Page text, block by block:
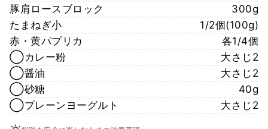
豚肩ロースブロック
300g
たまねぎ小
1/2個(100g)
赤・黄パプリカ
各1/4個
◯カレー粉
大さじ2
◯醤油
大さじ2
◯砂糖
40g
◯プレーンヨーグルト
大さじ2